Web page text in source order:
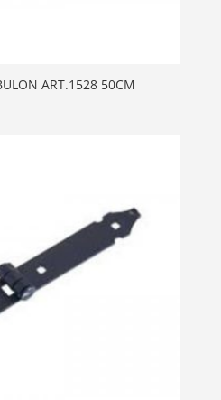
ART.1528 50CM